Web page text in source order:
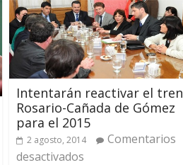
Intentarán reactivar el tren
Rosario-Cañada de Gómez
para el 2015
2 agosto, 2014
Comentarios
desactivados